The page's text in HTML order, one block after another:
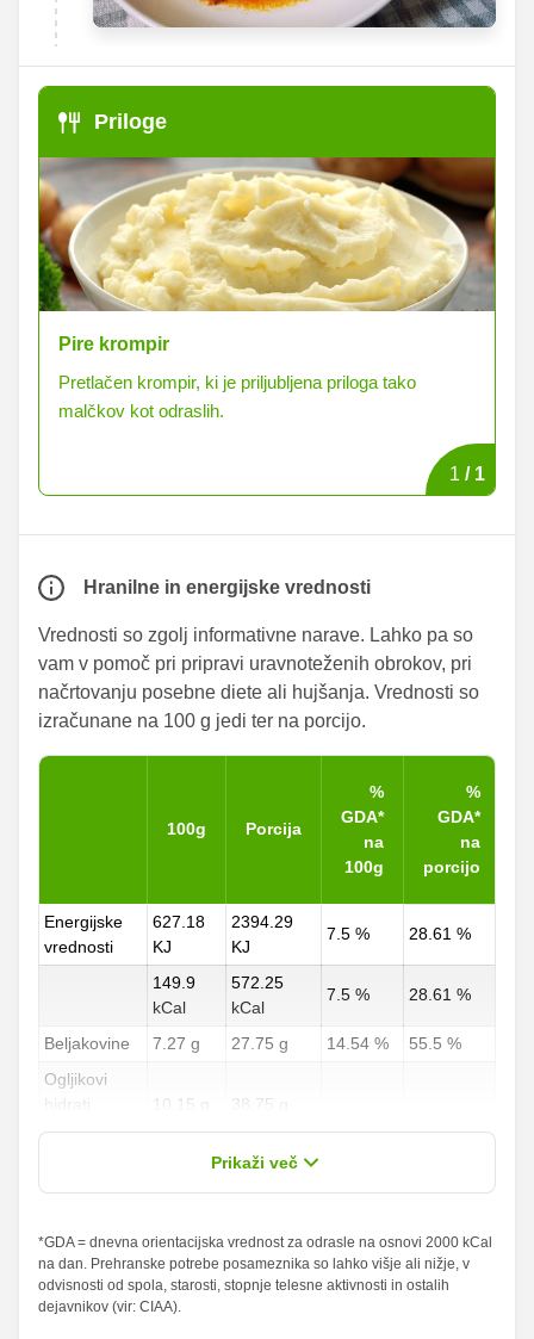
Priloge
Pire krompir
Pretlačen krompir, ki je priljubljena priloga tako
malčkov kot odraslih.
1 / 1
Hranilne in energijske vrednosti
Vrednosti so zgolj informativne narave. Lahko pa so
vam v pomoč pri pripravi uravnoteženih obrokov, pri
načrtovanju posebne diete ali hujšanja. Vrednosti so
izračunane na 100 g jedi ter na porcijo.
100g Porcija
%
GDA*
na
100g
%
GDA*
na
porcijo
Energijske
vrednosti
627.18
KJ
2394.29
KJ
7.5 % 28.61 %
149.9
kCal
572.25
kCal
7.5 % 28.61 %
Beljakovine 7.27 g 27.75 g 14.54 %
55.5 %
Ogljikovi
hidrati
10.15 g 38.75 g
3 g
3.76 % 14.35 %
od teh
nasičene
maščobne
8.25 g
2.49 g
31.5 g 11.79 % 45 %
Prikaži več
*GDA = dnevna orientacijska vrednost za odrasle na osnovi 2000 kCal
na dan. Prehranske potrebe posameznika so lahko višje ali nižje, v
odvisnosti od spola, starosti, stopnje telesne aktivnosti in ostalih
dejavnikov (vir: CIAA).